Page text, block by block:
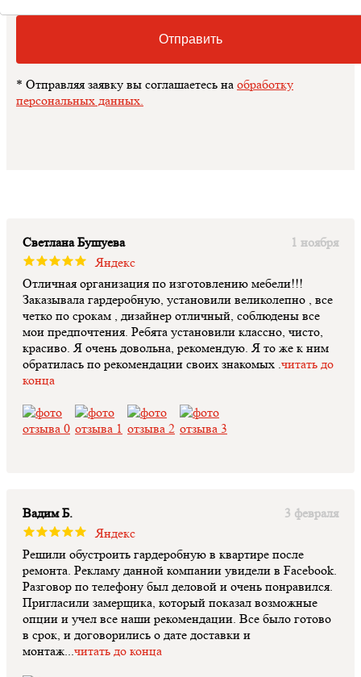
Отправить
* Отправляя заявку вы соглашаетесь на обработку
персональных данных.
Светлана Бушуева
1 ноября
Яндекс
Отличная организация по изготовлению мебели!!!
Заказывала гардеробную, установили великолепно , все
четко по срокам , дизайнер отличный, соблюдены все
мои предпочтения. Ребята установили классно, чисто,
красиво. Я очень довольна, рекомендую. Я то же к ним
обратилась по рекомендации своих знакомых .читать до
конца
Вадим Б.
3 февраля
Яндекс
Решили обустроить гардеробную в квартире после
ремонта. Рекламу данной компании увидели в Facebook.
Разговор по телефону был деловой и очень понравился.
Пригласили замерщика, который показал возможные
опции и учел все наши рекомендации. Все было готово
в срок, и договорились о дате доставки и
монтаж...читать до конца